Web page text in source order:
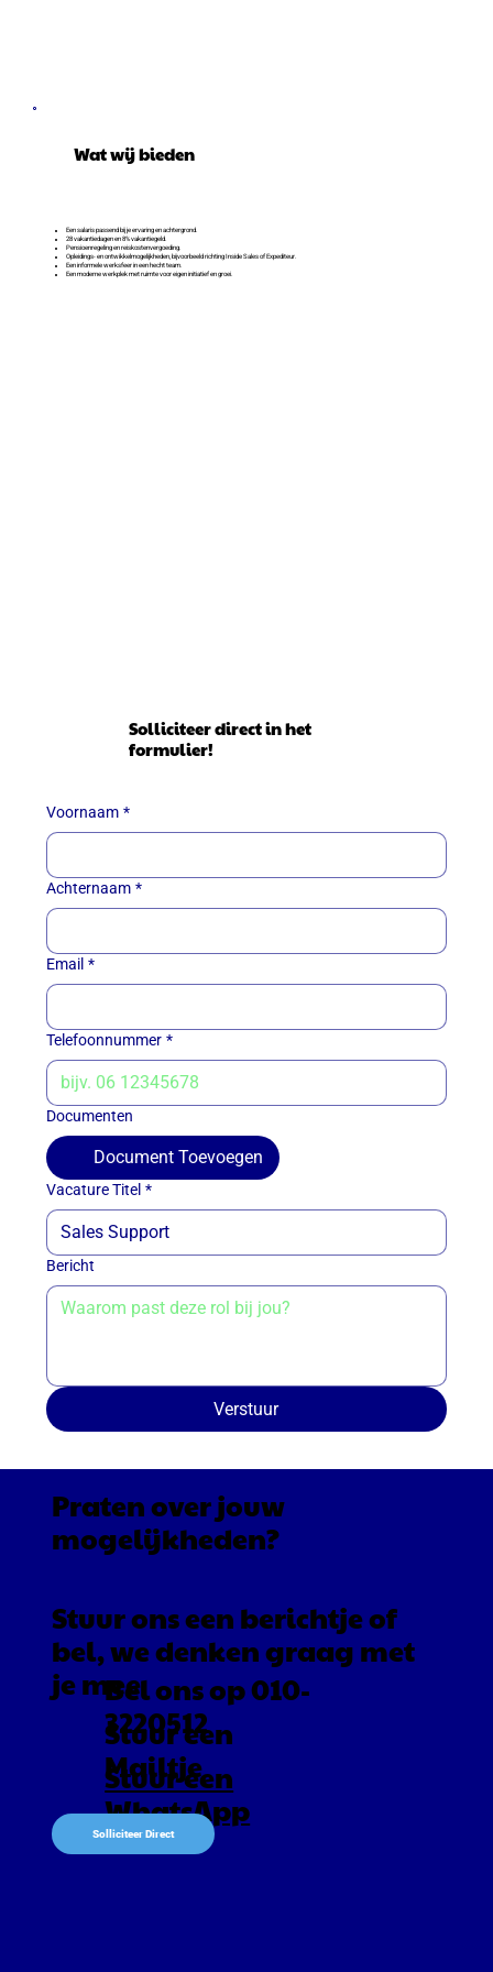
Wat wij bieden
Een salaris passend bij je ervaring en achtergrond.
28 vakantiedagen en 8% vakantiegeld.
Pensioenregeling en reiskostenvergoeding.
Opleidings- en ontwikkelmogelijkheden, bijvoorbeeld richting Inside Sales of Expediteur.
Een informele werksfeer in een hecht team.
Een moderne werkplek met ruimte voor eigen initiatief en groei.
Solliciteer direct in het
formulier!
Voornaam *
Achternaam *
Email *
Telefoonnummer *
Documenten
Document Toevoegen
Vacature Titel *
Bericht
Verstuur
Praten over jouw
mogelijkheden?
Stuur een
Mailtje
Stuur ons een berichtje of
bel, we denken graag met
je mee
Stuur een
WhatsApp
Bel ons op 010-
3220512
Solliciteer Direct